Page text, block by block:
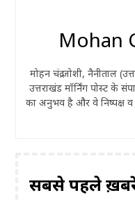
Mohan
मोहन चंद्र जोशी, नैनीताल
उत्तराखंड मॉर्निंग पोस्ट के
का अनुभव है और वे निष्पक्ष व
सबसे पहले